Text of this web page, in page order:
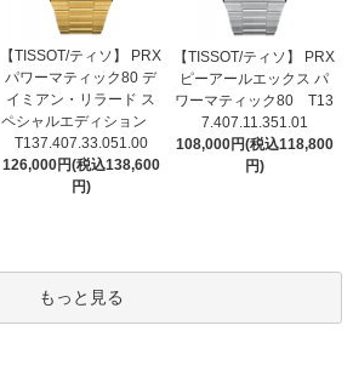
【TISSOT/ティソ】 PRX
パワーマティック80 デ
イミアン・リラード ス
ペシャルエディション
T137.407.33.051.00
126,000円(税込138,600
円)
【TISSOT/ティソ】 PRX
ピーアールエックス パ
ワーマティック80 T13
7.407.11.351.01
108,000円(税込118,800
円)
もっと見る